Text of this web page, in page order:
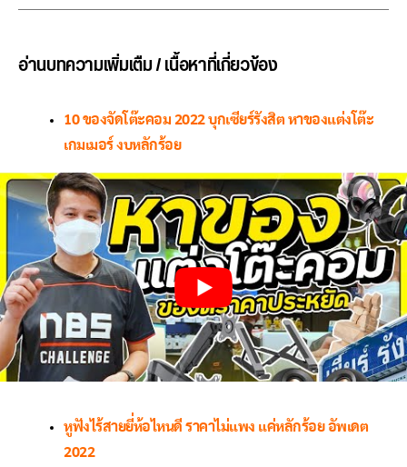
อ่านบทความเพิ่มเตืม / เนื้อหาที่เกี่ยวข้อง
10 ของจัดโต๊ะคอม 2022 บุกเซียร์รังสิต หาของแต่งโต๊ะ
เกมเมอร์ งบหลักร้อย
หูฟังไร้สายยี่ห้อไหนดี ราคาไม่แพง แค่หลักร้อย อัพเดต
2022